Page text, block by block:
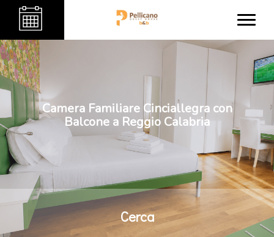
Camera Familiare Cinciallegra con
Balcone a Reggio Calabria
Cerca